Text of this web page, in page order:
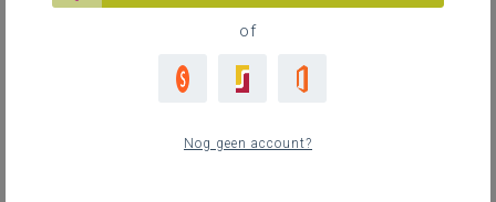
Vrijstellingsmogelijkheid in
levensbeschouwelijk
of
Nog geen account?